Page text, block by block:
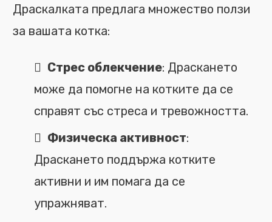
Драскалката предлага множество ползи
за вашата котка:
Стрес облекчение: Драскането
може да помогне на котките да се
справят със стреса и тревожността.
Физическа активност:
Драскането поддържа котките
активни и им помага да се
упражняват.